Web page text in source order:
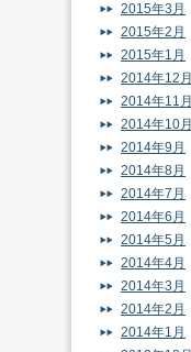
2015年3月
2015年2月
2015年1月
2014年12月
2014年11月
2014年10月
2014年9月
2014年8月
2014年7月
2014年6月
2014年5月
2014年4月
2014年3月
2014年2月
2014年1月